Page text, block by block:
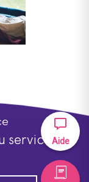
Aide
service des